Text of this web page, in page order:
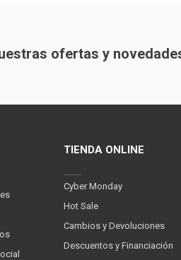
ofertas y
TIENDA ONLINE
Cyber Monday
Hot Sale
Cambios y Devoluciones
Descuentos y Financiación